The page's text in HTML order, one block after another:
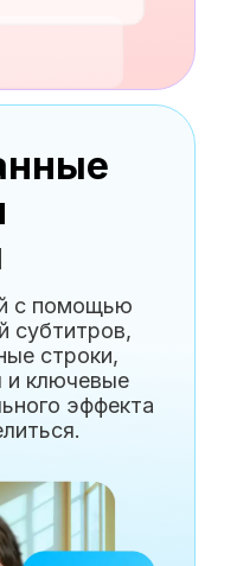
с помощью
субтитров,
строки,
ключевые
эффекта